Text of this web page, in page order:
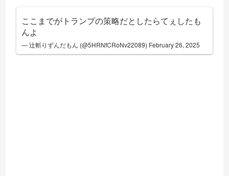
ここまでがトランプの策略だとしたらてぇしたも
んよ
— 辻斬りずんだもん (@5HRNfCRoNv22089) February 26, 2025